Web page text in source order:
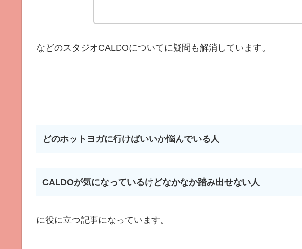
などのスタジオCALDOについてに疑問も解消しています。
どのホットヨガに行けばいいか悩んでいる人
CALDOが気になっているけどなかなか踏み出せない人
に役に立つ記事になっています。